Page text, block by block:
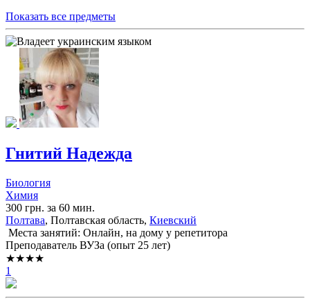
Показать все предметы
Гнитий Надежда
Биология
Химия
300 грн. за 60 мин.
Полтава, Полтавская область, Киевский
Места занятий: Онлайн, на дому у репетитора
Преподаватель ВУЗа (опыт 25 лет)
★★★★
1